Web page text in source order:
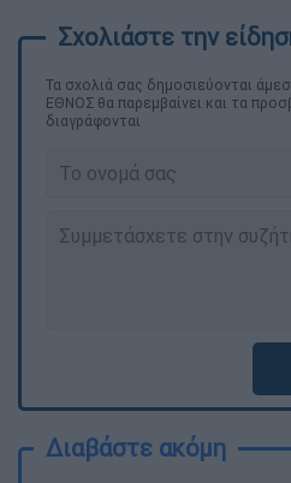
Τα σχολιά σας δημοσιεύονται
ΕΘΝΟΣ θα παρεμβαίνει και τα
διαγράφονται
Διαβάστε ακόμη